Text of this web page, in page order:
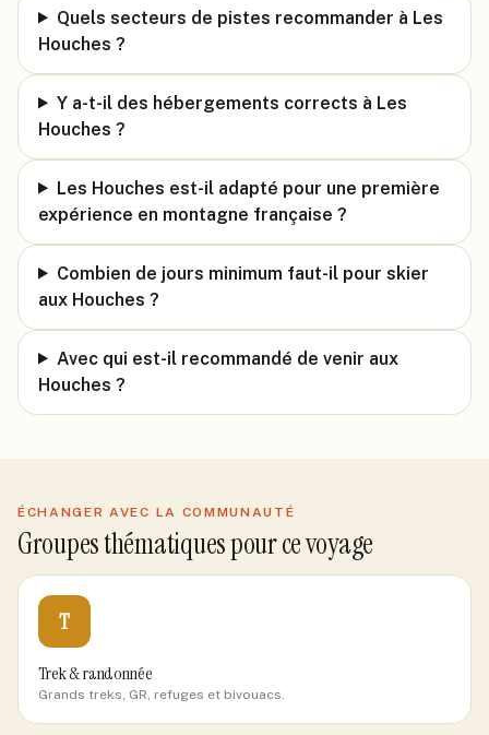
Quels secteurs de pistes recommander à Les
Houches ?
Y a-t-il des hébergements corrects à Les
Houches ?
Les Houches est-il adapté pour une première
expérience en montagne française ?
Combien de jours minimum faut-il pour skier
aux Houches ?
Avec qui est-il recommandé de venir aux
Houches ?
ÉCHANGER AVEC LA COMMUNAUTÉ
Groupes thématiques pour ce voyage
T
Trek & randonnée
Grands treks, GR, refuges et bivouacs.